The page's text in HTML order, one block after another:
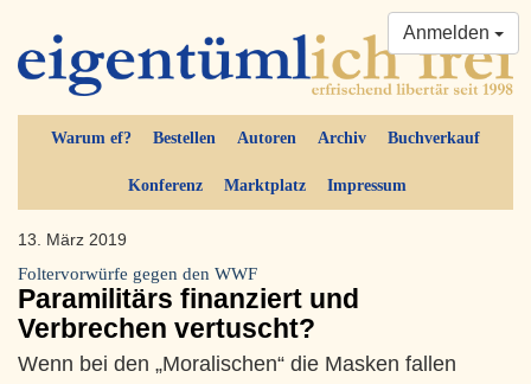
Warum ef? Bestellen Autoren Archiv Buchverkauf
Konferenz Marktplatz Impressum
Anmelden
13. März 2019
Foltervorwürfe gegen den WWF
Paramilitärs finanziert und
Verbrechen vertuscht?
Wenn bei den „Moralischen“ die Masken fallen